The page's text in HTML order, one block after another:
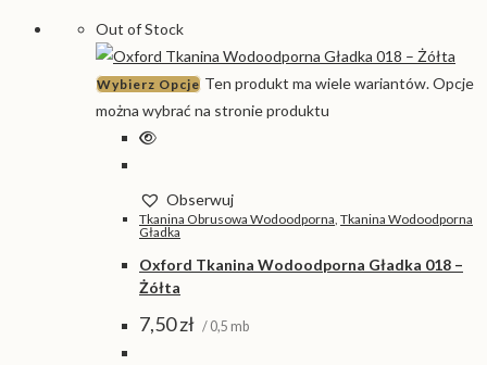
Out of Stock
Wybierz Opcje Ten produkt ma wiele wariantów. Opcje
można wybrać na stronie produktu
Obserwuj
Tkanina Obrusowa Wodoodporna Tkanina Wodoodporna
Gładka
Oxford Tkanina Wodoodporna Gładka 018 –
Żółta
7,50zł / 0,5 mb